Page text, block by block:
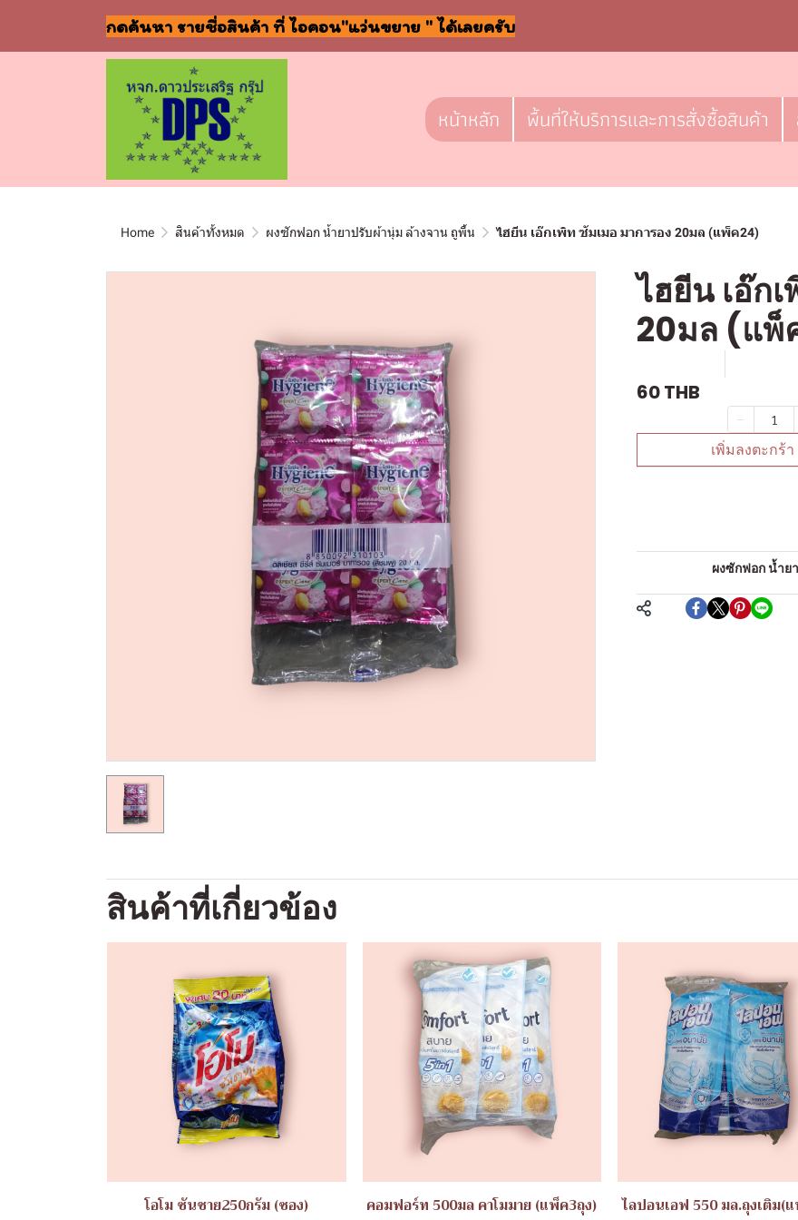
กดค้นหา รายชื่อสินค้า ที่ ไอคอน"แว่นขยาย " ได้เลยครับ
หน้าหลัก พื้นที่ให้บริการและการสั่งซื้อสินค้า
Home สินค้าทั้งหมด ผงซักฟอก น้ำยาปรับผ้านุ่ม ล้างจาน ถูพื้น ไฮยีน เอ๊กเพิท ซัมเมอ มาการอง 20มล (แพ็ค24)
ไฮยีน เอ๊ก
20มล (แพ็
60 THB
เพิ่มลงตะกร้า
ผงซักฟอก น้ำย
สินค้าที่เกี่ยวข้อง
โอโม ซันชาย250กรัม (ซอง) คอมฟอร์ท 500มล คาโมมาย (แพ็ค3ถุง) ไลปอนเอฟ 550 มล.ถุงเติม(